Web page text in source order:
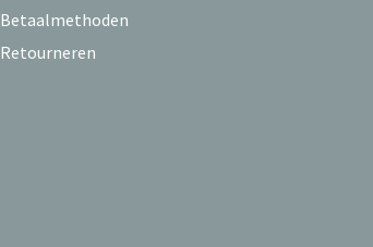
Betaalmethoden
Retourneren